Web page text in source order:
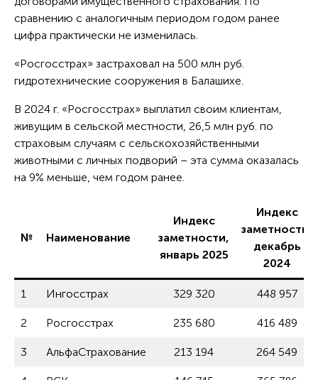
сравнению с аналогичным периодом годом ранее
цифра практически не изменилась.
«Росгосстрах» застраховал на 500 млн руб.
гидротехнические сооружения в Балашихе.
В 2024 г. «Росгосстрах» выплатил своим клиентам,
живущим в сельской местности, 26,5 млн руб. по
страховым случаям с сельскохозяйственными
животными с личных подворий – эта сумма оказалась
на 9% меньше, чем годом ранее.
№ Наименование
Индекс
заметности,
январь 2025
Индекс
заметности,
декабрь
2024
1 Ингосстрах 329 320 448 957
2 Росгосстрах 235 680 416 489
3 АльфаСтрахование 213 194 264 549